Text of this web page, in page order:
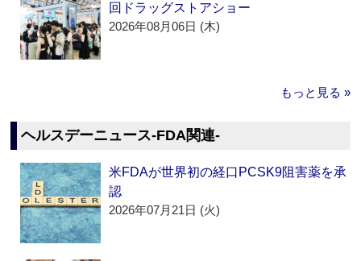
回ドラッグストアショー
2026年08月06日 (木)
もっと見る »
ヘルスデーニュース‐FDA関連‐
米FDAが世界初の経口PCSK9阻害薬を承
認
2026年07月21日 (火)